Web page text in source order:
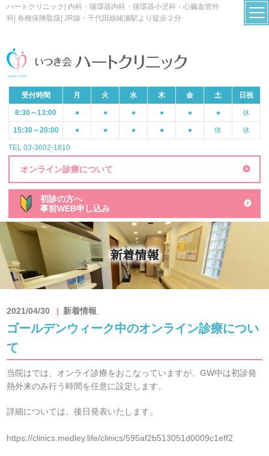
ハートクリニック| 内科・循環器内科・循環器小児科・心臓血管外
科| 各種保険取扱| JR線・千代田線綾瀬駅より徒歩２分
受付時間 月 火 水 木 金 土 日祝
8:30～13:00 ● ● ● ● ● ● 休
15:30～20:00 ● ● ● ● ● 休 休
TEL 03-3602-1810
オンライン診療について
初診の方へ
事前WEB申し込み
新着情報
2021/04/30 新着情報
ゴールデンウィーク中のオンライン診療につい
て
当院はでは、オンライ診療をおこなっていますが、GW中は初診発
熱外来のみ行う時間を任意に設定します。
詳細については、後日発表いたします。
https://clinics.medley.life/clinics/595af2b513051d0009c1eff2